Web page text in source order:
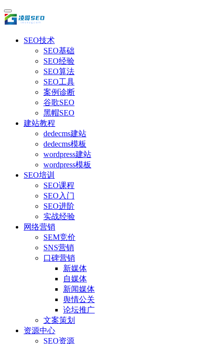
SEO技术
SEO基础
SEO经验
SEO算法
SEO工具
案例诊断
谷歌SEO
黑帽SEO
建站教程
dedecms建站
dedecms模板
wordpress建站
wordpress模板
SEO培训
SEO课程
SEO入门
SEO进阶
实战经验
网络营销
SEM竞价
SNS营销
口碑营销
新媒体
自媒体
新闻媒体
舆情公关
论坛推广
文案策划
资源中心
SEO资源